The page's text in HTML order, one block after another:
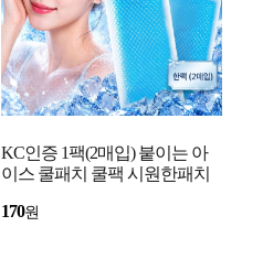
KC인증 1팩(2매입) 붙이는 아
이스 쿨패치 쿨팩 시원한패치
170원